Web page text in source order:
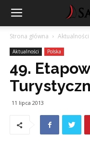
Strona główna Aktualności
Aktualności Polska
49.
11 lipca 2013